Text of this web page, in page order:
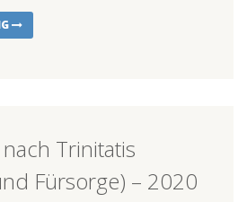
Trinitatis
Fürsorge) – 2020